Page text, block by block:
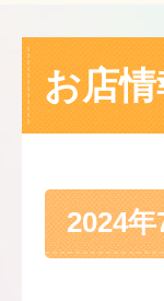
お店情
2024